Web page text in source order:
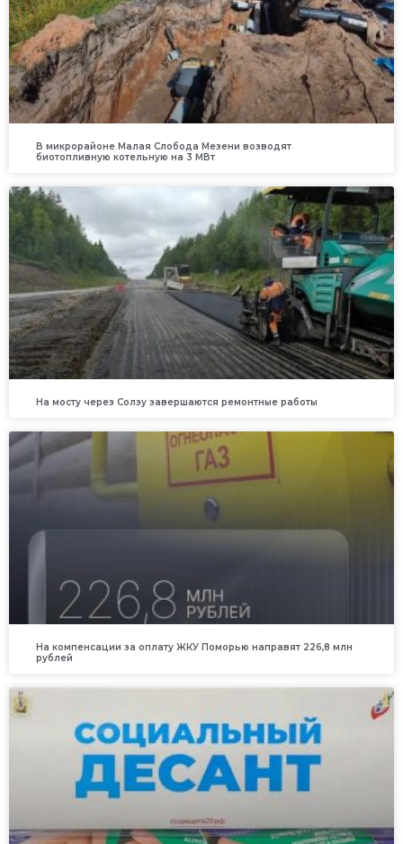
В микрорайоне Малая Слобода Мезени возводят
биотопливную котельную на 3 МВт
На мосту через Солзу завершаются ремонтные работы
На компенсации за оплату ЖКУ Поморью направят 226,8 млн
рублей